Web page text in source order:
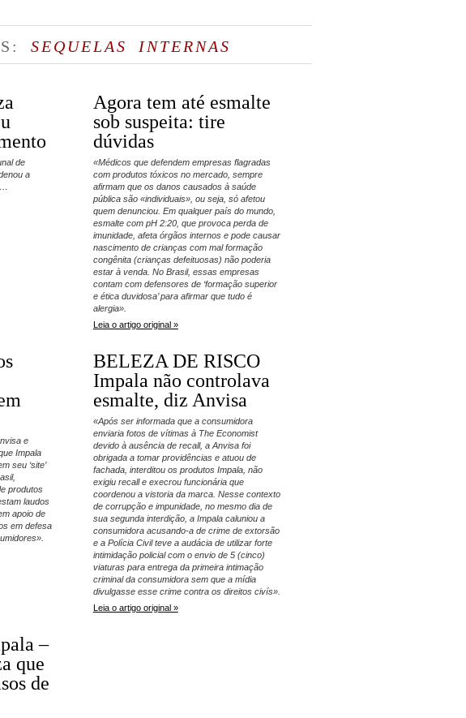
SEQUELAS INTERNAS
de
a
…
Agora tem até esmalte
sob suspeita: tire
dúvidas
«Médicos que defendem empresas flagradas
com produtos tóxicos no mercado, sempre
afirmam que os danos causados à saúde
pública são «individuais», ou seja, só afetou
quem denunciou. Em qualquer país do mundo,
esmalte com pH 2:20, que provoca perda de
imunidade, afeta órgãos internos e pode causar
nascimento de crianças com mal formação
congênita (crianças defeituosas) não poderia
estar à venda. No Brasil, essas empresas
contam com defensores de ‘formação superior
e ética duvidosa’ para afirmar que tudo é
alergia».
Leia o artigo original »
e
Impala
seu ‘site’
produtos
laudos
apoio de
em defesa
BELEZA DE RISCO
Impala não controlava
esmalte, diz Anvisa
«Após ser informada que a consumidora
enviaria fotos de vítimas à The Economist
devido à ausência de recall, a Anvisa foi
obrigada a tomar providências e atuou de
fachada, interditou os produtos Impala, não
exigiu recall e execrou funcionária que
coordenou a vistoria da marca. Nesse contexto
de corrupção e impunidade, no mesmo dia de
sua segunda interdição, a Impala caluniou a
consumidora acusando-a de crime de extorsão
e a Polícia Civil teve a audácia de utilizar forte
intimidação policial com o envio de 5 (cinco)
viaturas para entrega da primeira intimação
criminal da consumidora sem que a mídia
divulgasse esse crime contra os direitos civís».
Leia o artigo original »
–
que
de